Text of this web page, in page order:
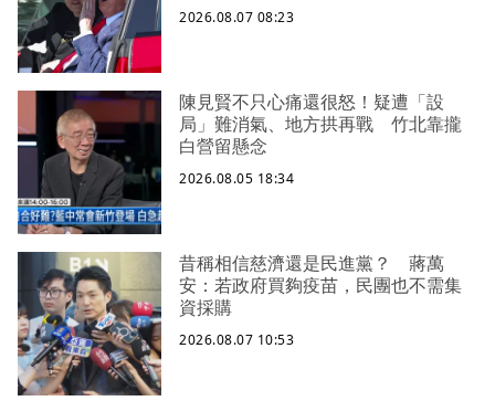
2026.08.07 08:23
陳見賢不只心痛還很怒！疑遭「設
局」難消氣、地方拱再戰 竹北靠攏
白營留懸念
2026.08.05 18:34
昔稱相信慈濟還是民進黨？ 蔣萬
安：若政府買夠疫苗，民團也不需集
資採購
2026.08.07 10:53